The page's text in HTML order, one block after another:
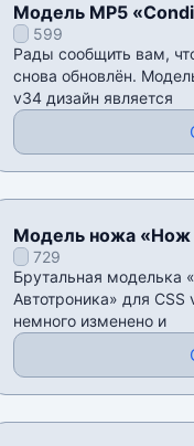
Модель MP5
599
Рады сообщить вам,
снова обновлён.
v34 дизайн является
Модель ножа «Нож
Автотроника» для
729
Брутальная моделька
Автотроника» для CSS
немного изменено и